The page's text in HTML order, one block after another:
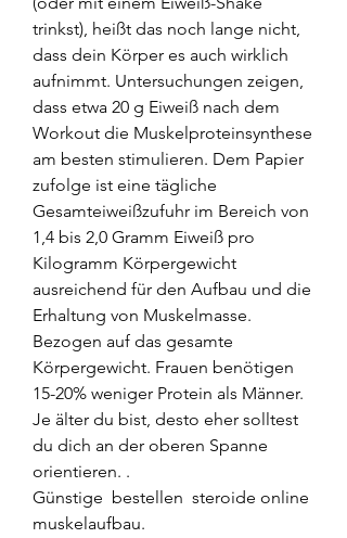
trinkst), heißt das noch lange nicht,
dass dein Körper es auch wirklich
aufnimmt. Untersuchungen zeigen,
dass etwa 20 g Eiweiß nach dem
Workout die Muskelproteinsynthese
am besten stimulieren. Dem Papier
zufolge ist eine tägliche
Gesamteiweißzufuhr im Bereich von
1,4 bis 2,0 Gramm Eiweiß pro
Kilogramm Körpergewicht
ausreichend für den Aufbau und die
Erhaltung von Muskelmasse.
Bezogen auf das gesamte
Körpergewicht. Frauen benötigen
15-20% weniger Protein als Männer.
Je älter du bist, desto eher solltest
du dich an der oberen Spanne
orientieren. .
Günstige  bestellen  steroide online
muskelaufbau.